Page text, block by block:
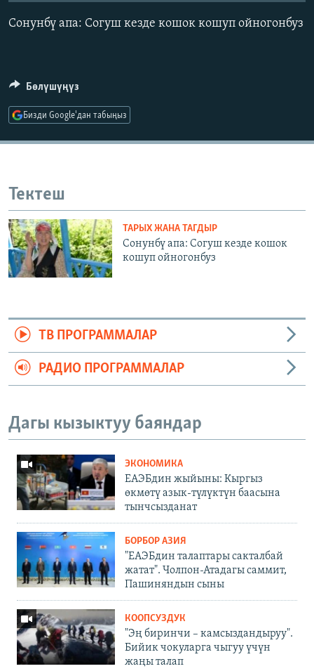
ЭЕ/АРнун бардык сайттары
Сонунбү апа: Согуш кезде кошок кошуп ойногонбуз
Бөлүшүңүз
Бизди Google'дан табыңыз
Тектеш
ТАРЫХ ЖАНА ТАГДЫР
Сонунбү апа: Согуш кезде кошок
кошуп ойногонбуз
ТВ ПРОГРАММАЛАР
РАДИО ПРОГРАММАЛАР
Дагы кызыктуу баяндар
ЭКОНОМИКА
ЕАЭБдин жыйыны: Кыргыз
өкмөтү азык-түлүктүн баасына
тынчсызданат
БОРБОР АЗИЯ
"ЕАЭБдин талаптары сакталбай
жатат". Чолпон-Атадагы саммит,
Пашиняндын сыны
КООПСУЗДУК
"Эң биринчи – камсыздандыруу".
Бийик чокуларга чыгуу үчүн
жаңы талап